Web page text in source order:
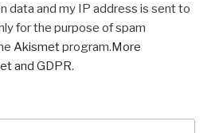
data and my IP address is sent to
for the purpose of spam
Akismetprogram.More
and GDPR.